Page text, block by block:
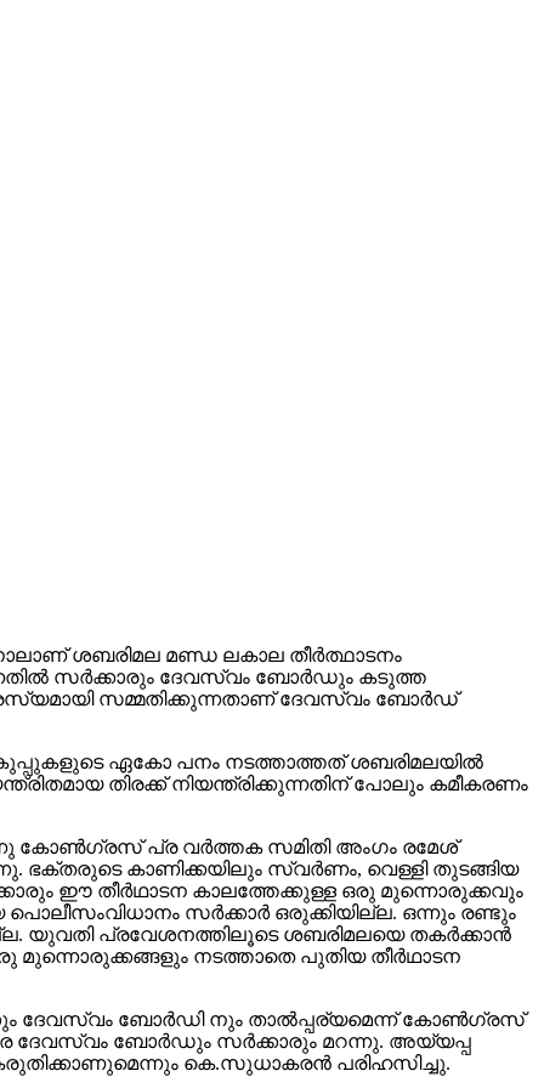
ശബരിമല മണ്ഡ ലകാല തീര്‍ത്ഥാടനം
സര്‍ക്കാരും ദേവസ്വം ബോര്‍ഡും കടുത്ത
സമ്മതിക്കുന്നതാണ് ദേവസ്വം ബോര്‍ഡ്
ഏകോ പനം നടത്താത്തത് ശബരിമലയില്‍
തിരക്ക് നിയന്ത്രിക്കുന്നതിന് പോലും കമീകരണം
കോണ്‍ഗ്രസ് പ്ര വര്‍ത്തക സമിതി അംഗം രമേശ്
ഭക്തരുടെ കാണിക്കയിലും സ്വര്‍ണം, വെള്ളി തുടങ്ങിയ
ഈ തീര്‍ഥാടന കാലത്തേക്കുള്ള ഒരു മുന്നൊരുക്കവും
സര്‍ക്കാര്‍ ഒരുക്കിയില്ല. ഒന്നും രണ്ടും
യുവതി പ്രവേശനത്തിലൂടെ ശബരിമലയെ തകര്‍ക്കാന്‍
മുന്നൊരുക്കങ്ങളും നടത്താതെ പുതിയ തീര്‍ഥാടന
ദേവസ്വം ബോര്‍ഡി നും താല്‍പ്പര്യമെന്ന് കോണ്‍ഗ്രസ്
ദേവസ്വം ബോര്‍ഡും സര്‍ക്കാരും മറന്നു. അയ്യപ്പ
കെ.സുധാകരന്‍ പരിഹസിച്ചു.